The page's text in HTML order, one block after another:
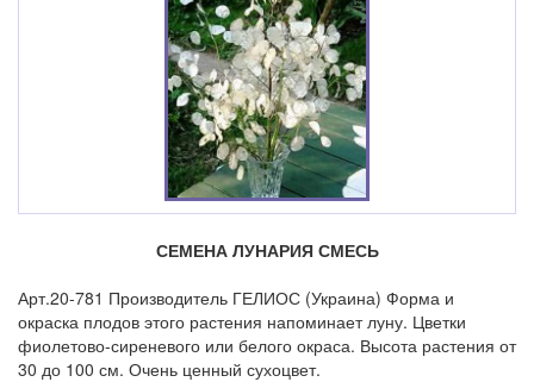
СЕМЕНА ЛУНАРИЯ СМЕСЬ
Арт.20-781 Производитель ГЕЛИОС (Украина) Форма и
окраска плодов этого растения напоминает луну. Цветки
фиолетово-сиреневого или белого окраса. Высота растения от
30 до 100 см. Очень ценный сухоцвет.